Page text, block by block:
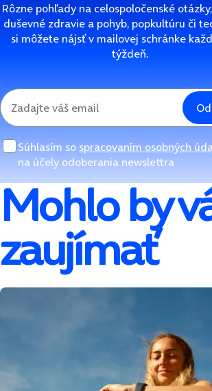
Rôzne pohľady na celospoločenské
duševné zdravie a pohyb, popkultúru či
si môžete nájsť v mailovej schránke
týždeň.
Súhlasím so spracovaním osobných
na účely odoberania newslettra
Mohlo by
zaujímať